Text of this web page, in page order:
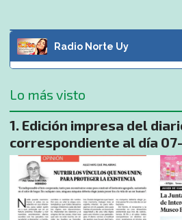
Radio Norte Uy
Lo más visto
Edición impresa del
correspondiente al día